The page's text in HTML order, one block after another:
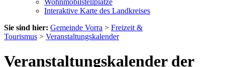
Wohnmobilstellplätze
Interaktive Karte des Landkreises
Sie sind hier: Gemeinde Vorra > Freizeit &
Tourismus > Veranstaltungskalender
Veranstaltungskalender der